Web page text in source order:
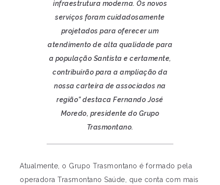
infraestrutura moderna. Os novos
serviços foram cuidadosamente
projetados para oferecer um
atendimento de alta qualidade para
a população Santista e certamente,
contribuirão para a ampliação da
nossa carteira de associados na
região” destaca Fernando José
Moredo, presidente do Grupo
Trasmontano.
Atualmente, o Grupo Trasmontano é formado pela
operadora Trasmontano Saúde, que conta com mais